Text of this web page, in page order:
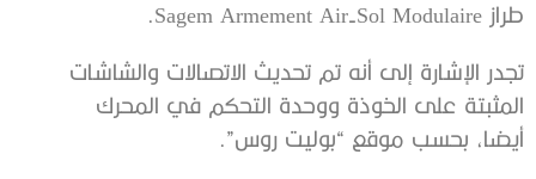
طراز Sagem Armement Air-Sol Modulaire.
تجدر الإشارة إلى أنه تم تحديث الاتصالات والشاشات
المثبتة على الخوذة ووحدة التحكم في المحرك
أيضا، بحسب موقع “بوليت روس”.